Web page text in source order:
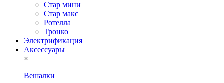
Стар мини
Стар макс
Ротелла
Тронко
Электрификация
Аксессуары
×
Вешалки